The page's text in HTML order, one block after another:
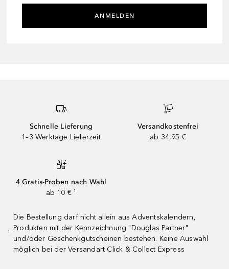
ANMELDEN
Schnelle Lieferung
1–3 Werktage Lieferzeit
Versandkostenfrei
ab 34,95 €
4 Gratis-Proben nach Wahl
ab 10 € ¹
¹
Die Bestellung darf nicht allein aus Adventskalendern,
Produkten mit der Kennzeichnung "Douglas Partner"
und/oder Geschenkgutscheinen bestehen. Keine Auswahl
möglich bei der Versandart Click & Collect Express